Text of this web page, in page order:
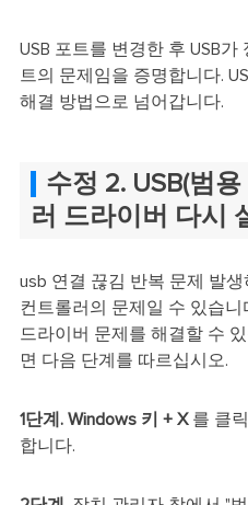
USB 포트를 변경한 후 USB가
트의 문제임을 증명합니다.
해결 방법으로 넘어갑니다.
수정 2. USB(범
러 드라이버 다시
usb 연결 끊김 반복 문제 발
컨트롤러의 문제일 수 있습
드라이버 문제를 해결할 수
면 다음 단계를 따르십시오.
1단계. Windows 키 + X를 클
합니다.